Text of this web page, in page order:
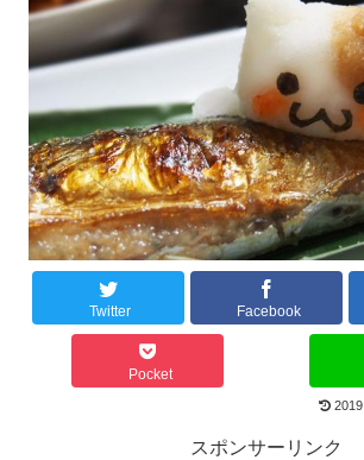
Twitter Facebook
Pocket
スポンサーリンク